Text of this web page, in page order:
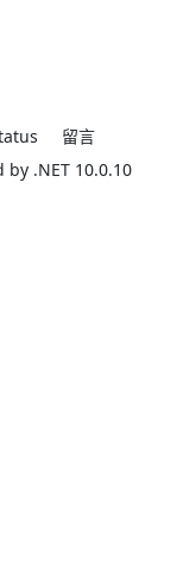
留言
by .NET 10.0.10